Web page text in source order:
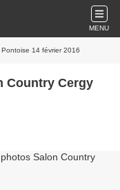
MENU
14 février 2016
Country Cergy